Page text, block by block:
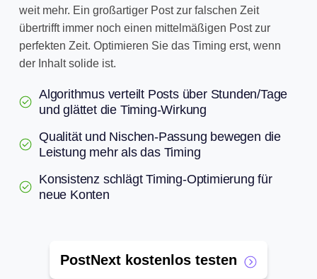
weit mehr. Ein großartiger Post zur falschen Zeit
übertrifft immer noch einen mittelmäßigen Post zur
perfekten Zeit. Optimieren Sie das Timing erst, wenn
der Inhalt solide ist.
Algorithmus verteilt Posts über Stunden/Tage
und glättet die Timing-Wirkung
Qualität und Nischen-Passung bewegen die
Leistung mehr als das Timing
Konsistenz schlägt Timing-Optimierung für
neue Konten
PostNext kostenlos testen